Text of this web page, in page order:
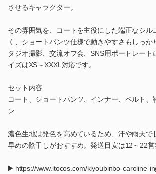
させるキャラクター。
その雰囲気を、コートを主役にした端正なシル
く、ショートパンツ仕様で動きやすさもしっか
タジオ撮影、交流オフ会、SNS用ポートレート
イズはXS～XXXL対応です。
セット内容
コート、ショートパンツ、インナー、ベルト、
ン
濃色生地は発色を高めているため、汗や雨天で
早めの陰干しがおすすめ。発送目安は12～22営
▶️ https://www.itocos.com/kiyoubinbo-caroline-